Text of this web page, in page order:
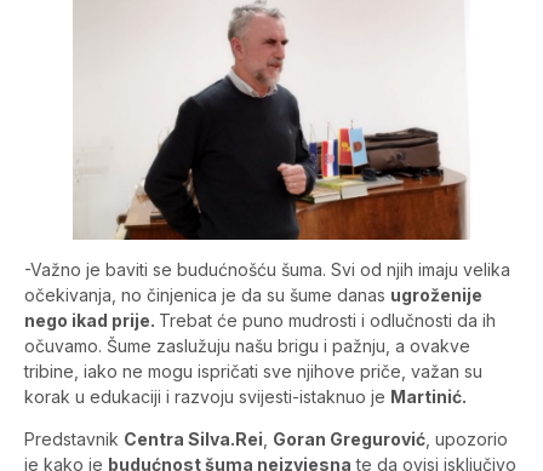
-Važno je baviti se budućnošću šuma. Svi od njih imaju velika
očekivanja, no činjenica je da su šume danas ugroženije
nego ikad prije. Trebat će puno mudrosti i odlučnosti da ih
očuvamo. Šume zaslužuju našu brigu i pažnju, a ovakve
tribine, iako ne mogu ispričati sve njihove priče, važan su
korak u edukaciji i razvoju svijesti-istaknuo je Martinić.
Predstavnik Centra Silva.Rei Goran Gregurović , upozorio
je kako je budućnost šuma neizvjesna te da ovisi isključivo